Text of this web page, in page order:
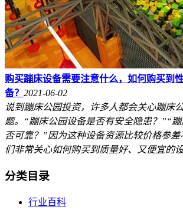
购买蹦床设备需要注意什么，如何购买到
备？ 2021-06-02
说到蹦床公园投资，许多人都会关心蹦床
题。“蹦床公园设备是否有安全隐患？”“
否可靠？”因为这种设备资源比较价格参差
们非常关心如何购买到质量好、又便宜的设
分类目录
行业百科